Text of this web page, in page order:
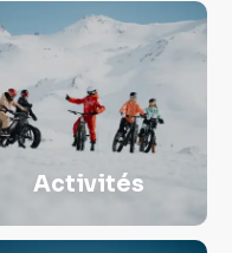
Activités